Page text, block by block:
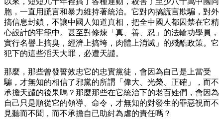
胞，一直用謊言和暴力維持著統治。它對內搞謊言欺騙，對外
搞信息封鎖，不讓中國人知道真相，把全中國人都囚禁在它精
心設計的牢籠中。甚至對修煉「真、善、忍」的法輪功學員，
實行名譽上搞臭，經濟上搞垮，肉體上消滅」的殘酷政策。它
犯下的這些滔天大罪，必遭天譴。
那麼，那些曾發誓效忠它的忠實黨徒，會因為自己是上當受
騙，才無知的相信了邪黨的所謂「偉大、光榮、正確」，而不
承擔天譴的後果嗎？那麼那些在它統治下的老百姓們，會因為
自己只是順從它的領導、命令，才無知的對發生的罪惡視而不
見聽而不聞，而不承擔自已助紂為虐的責任嗎？